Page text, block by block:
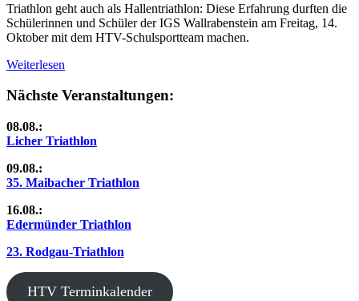
Triathlon geht auch als Hallentriathlon: Diese Erfahrung durften die
Schülerinnen und Schüler der IGS Wallrabenstein am Freitag, 14.
Oktober mit dem HTV-Schulsportteam machen.
Weiterlesen
Nächste Veranstaltungen:
08.08.:
Licher Triathlon
09.08.:
35. Maibacher Triathlon
16.08.:
Edermünder Triathlon
23. Rodgau-Triathlon
HTV Terminkalender